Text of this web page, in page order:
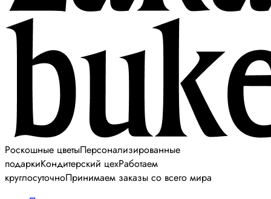
Роскошные цветыПерсонализированные
подаркиКондитерский цехРаботаем
круглосуточноПринимаем заказы со всего мира